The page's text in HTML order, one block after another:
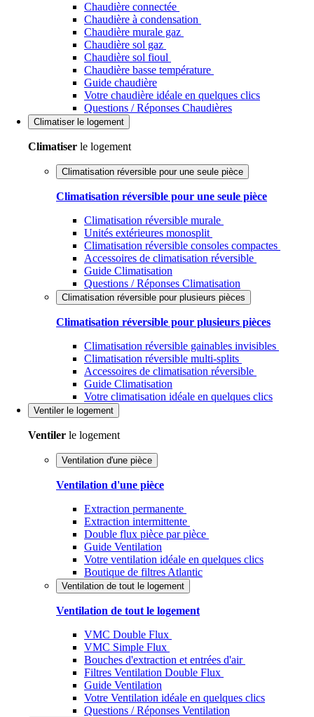
Chaudière connectée
Chaudière à condensation
Chaudière murale gaz
Chaudière sol gaz
Chaudière sol fioul
Chaudière basse température
Guide chaudière
Votre chaudière idéale en quelques clics
Questions / Réponses Chaudières
Climatiser le logement
Climatiser le logement
Climatisation réversible pour une seule pièce
Climatisation réversible pour une seule pièce
Climatisation réversible murale
Unités extérieures monosplit
Climatisation réversible consoles compactes
Accessoires de climatisation réversible
Guide Climatisation
Questions / Réponses Climatisation
Climatisation réversible pour plusieurs pièces
Climatisation réversible pour plusieurs pièces
Climatisation réversible gainables invisibles
Climatisation réversible multi-splits
Accessoires de climatisation réversible
Guide Climatisation
Votre climatisation idéale en quelques clics
Ventiler le logement
Ventiler le logement
Ventilation d'une pièce
Ventilation d'une pièce
Extraction permanente
Extraction intermittente
Double flux pièce par pièce
Guide Ventilation
Votre ventilation idéale en quelques clics
Boutique de filtres Atlantic
Ventilation de tout le logement
Ventilation de tout le logement
VMC Double Flux
VMC Simple Flux
Bouches d'extraction et entrées d'air
Filtres Ventilation Double Flux
Guide Ventilation
Votre Ventilation idéale en quelques clics
Questions / Réponses Ventilation